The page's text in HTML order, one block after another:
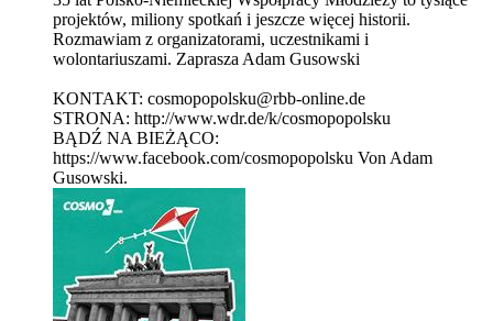
projektów, miliony spotkań i jeszcze więcej historii.
Rozmawiam z organizatorami, uczestnikami i
wolontariuszami. Zaprasza Adam Gusowski
KONTAKT: cosmopopolsku@rbb-online.de
STRONA: http://www.wdr.de/k/cosmopopolsku
BĄDŹ NA BIEŻĄCO:
https://www.facebook.com/cosmopopolsku Von Adam
Gusowski.